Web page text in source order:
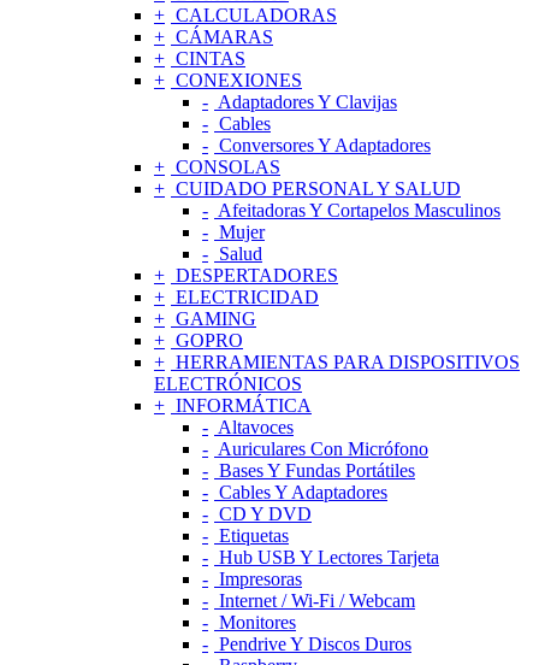
CALCULADORAS
CÁMARAS
CINTAS
CONEXIONES
Adaptadores Y Clavijas
Cables
Conversores Y Adaptadores
CONSOLAS
CUIDADO PERSONAL Y SALUD
Afeitadoras Y Cortapelos Masculinos
Mujer
Salud
DESPERTADORES
ELECTRICIDAD
GAMING
GOPRO
HERRAMIENTAS PARA DISPOSITIVOS
ELECTRÓNICOS
INFORMÁTICA
Altavoces
Auriculares Con Micrófono
Bases Y Fundas Portátiles
Cables Y Adaptadores
CD Y DVD
Etiquetas
Hub USB Y Lectores Tarjeta
Impresoras
Internet / Wi-Fi / Webcam
Monitores
Pendrive Y Discos Duros